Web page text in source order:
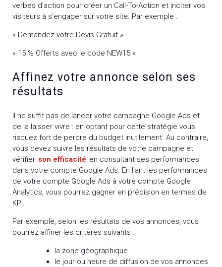
verbes d’action pour créer un Call-To-Action et inciter vos
visiteurs à s’engager sur votre site. Par exemple :
« Demandez votre Devis Gratuit »
« 15 % Offerts avec le code NEW15 »
Affinez votre annonce selon ses
résultats
Il ne suffit pas de lancer votre campagne Google Ads et
de la laisser vivre : en optant pour cette stratégie vous
risquez fort de perdre du budget inutilement. Au contraire,
vous devez suivre les résultats de votre campagne et
vérifier son efficacité en consultant ses performances
dans votre compte Google Ads. En liant les performances
de votre compte Google Ads à votre compte Google
Analytics, vous pourrez gagner en précision en termes de
KPI.
Par exemple, selon les résultats de vos annonces, vous
pourrez affiner les critères suivants :
la zone géographique
le jour ou heure de diffusion de vos annonces